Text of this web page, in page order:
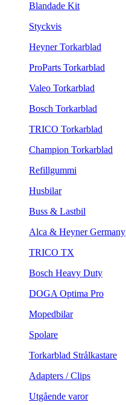
Blandade Kit
Styckvis
Heyner Torkarblad
ProParts Torkarblad
Valeo Torkarblad
Bosch Torkarblad
TRICO Torkarblad
Champion Torkarblad
Refillgummi
Husbilar
Buss & Lastbil
Alca & Heyner Germany
TRICO TX
Bosch Heavy Duty
DOGA Optima Pro
Mopedbilar
Spolare
Torkarblad Strålkastare
Adapters / Clips
Utgående varor